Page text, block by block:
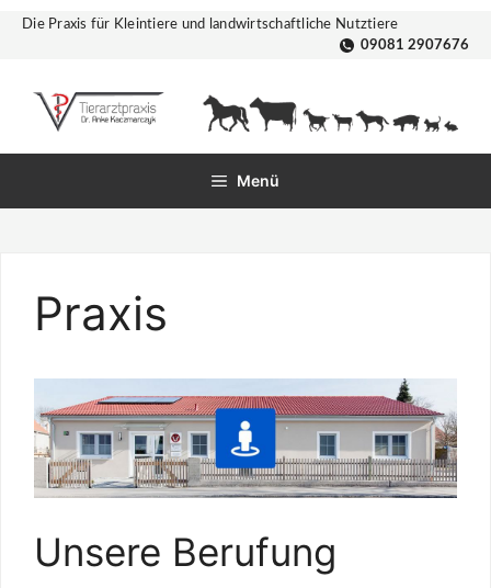
Zum
Die Praxis für Kleintiere und landwirtschaftliche Nutztiere
09081 2907676
Menü
Praxis
Unsere Berufung